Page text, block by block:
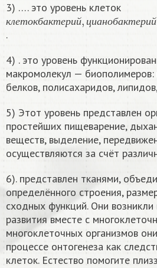
3) …. это уровень клеток
кл е т о к б а кт е р и й ц иан о бактер и й
кл етокба ктерий,цианоба й
.
4) . это уровень
макромолекул — биополимеров:
белков, полисахаридов,
5) Этот уровень представлен
простейших пищеварение,
веществ, выделение,
осуществляются за счёт
6). представлен тканями,
определённого строения,
сходных функций. Они возникли
развития вместе с
многоклеточных организмов
процессе онтогенеза как
клеток. Естество помогите